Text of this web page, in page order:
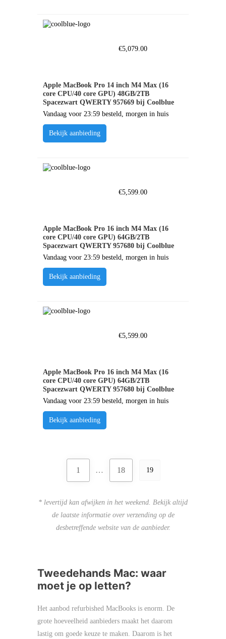
€5,079.00
Apple MacBook Pro 14 inch M4 Max (16
core CPU/40 core GPU) 48GB/2TB
Spacezwart QWERTY 957669 bij Coolblue
Vandaag voor 23:59 besteld, morgen in huis
Bekijk aanbieding
€5,599.00
Apple MacBook Pro 16 inch M4 Max (16
core CPU/40 core GPU) 64GB/2TB
Spacezwart QWERTY 957680 bij Coolblue
Vandaag voor 23:59 besteld, morgen in huis
Bekijk aanbieding
€5,599.00
Apple MacBook Pro 16 inch M4 Max (16
core CPU/40 core GPU) 64GB/2TB
Spacezwart QWERTY 957680 bij Coolblue
Vandaag voor 23:59 besteld, morgen in huis
Bekijk aanbieding
1 … 18 19
* levertijd kan afwijken in het weekend. Bekijk altijd
de laatste informatie over verzending op de
desbetreffende website van de aanbieder.
Tweedehands Mac: waar
moet je op letten?
Het aanbod refurbished MacBooks is enorm. De
grote hoeveelheid aanbieders maakt het daarom
lastig om goede keuze te maken. Daarom is het